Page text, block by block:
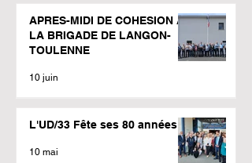
APRES-MIDI DE COHESION A
LA BRIGADE DE LANGON-
TOULENNE
10 juin
L'UD/33 Fête ses 80 années
10 mai